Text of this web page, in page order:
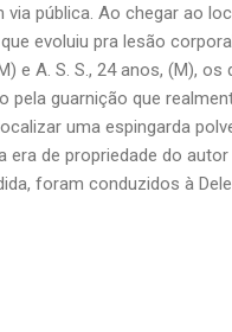
pública. Ao chegar ao
evoluiu pra lesão
e A. S. S., 24 anos, (M),
guarnição que
uma espingarda
de propriedade do
foram conduzidos à